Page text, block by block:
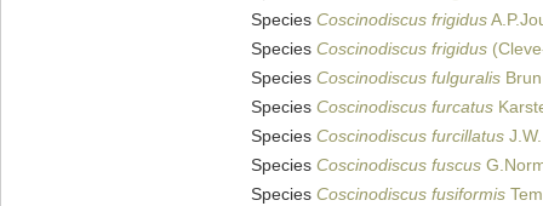
Species Coscinodiscus frigidus
Species Coscinodiscus frigidus
Species Coscinodiscus fulguralis
Species Coscinodiscus furcatus
Species Coscinodiscus furcillatus
Species Coscinodiscus fuscus
Species Coscinodiscus fusiformis